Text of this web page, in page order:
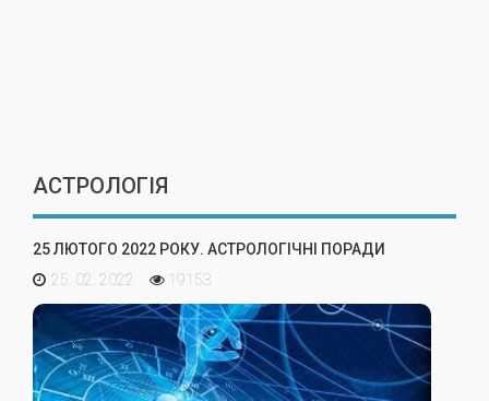
АСТРОЛОГІЯ
25 ЛЮТОГО 2022 РОКУ. АСТРОЛОГІЧНІ ПОРАДИ
25. 02. 2022
19153